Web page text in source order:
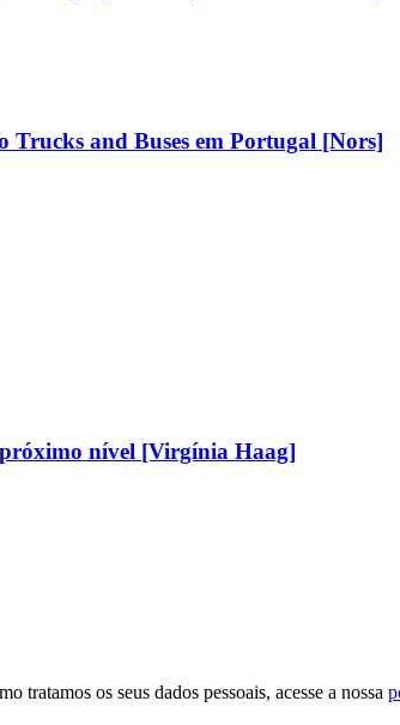
and Buses em Portugal [Nors]
nível [Virgínia Haag]
tratamos os seus dados pessoais, acesse a nossa